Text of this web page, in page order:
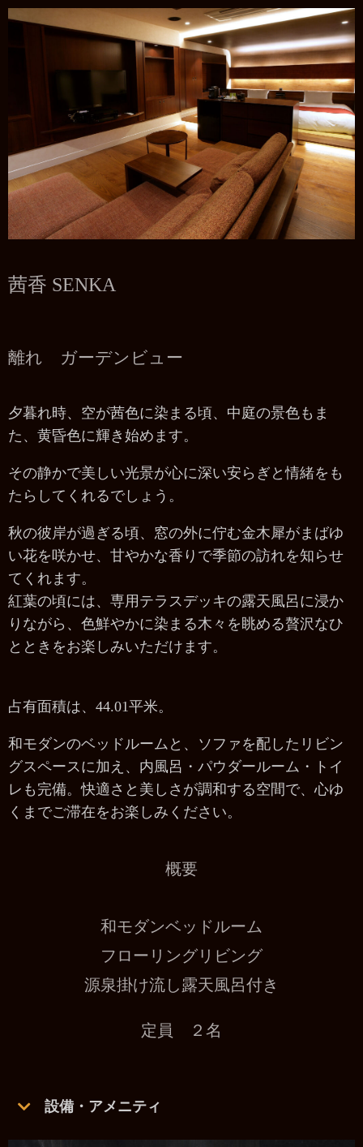
茜香 SENKA
離れ ガーデンビュー
夕暮れ時、空が茜色に染まる頃、中庭の景色もま
た、黄昏色に輝き始めます。
その静かで美しい光景が心に深い安らぎと情緒をも
たらしてくれるでしょう。
秋の彼岸が過ぎる頃、窓の外に佇む金木犀がまばゆ
い花を咲かせ、甘やかな香りで季節の訪れを知らせ
てくれます。
紅葉の頃には、専用テラスデッキの露天風呂に浸か
りながら、色鮮やかに染まる木々を眺める贅沢なひ
とときをお楽しみいただけます。
占有面積は、44.01平米。
和モダンのベッドルームと、ソファを配したリビン
グスペースに加え、内風呂・パウダールーム・トイ
レも完備。快適さと美しさが調和する空間で、心ゆ
くまでご滞在をお楽しみください。
概要
和モダンベッドルーム
フローリングリビング
源泉掛け流し露天風呂付き
定員 ２名
設備・アメニティ